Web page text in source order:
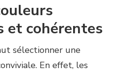
CLUB
HOUSE
POUR
AMBIANCE
CHALEUREUSE
et cohérentes
sélectionner une
En effet, les